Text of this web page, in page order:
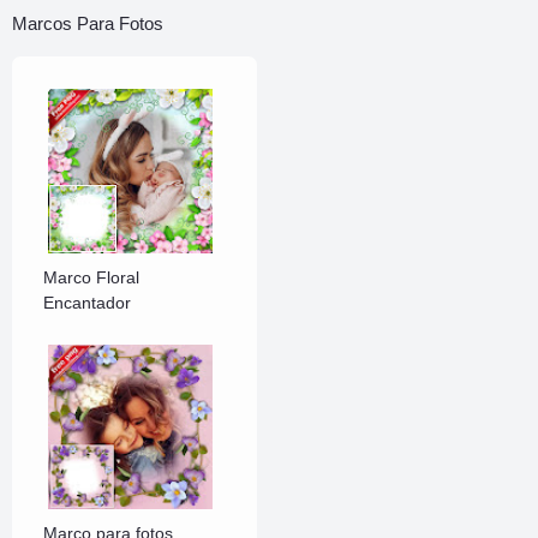
Marcos Para Fotos
Marco Floral
Encantador
Marco para fotos